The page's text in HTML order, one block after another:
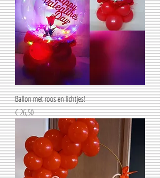
Ballon met roos en lichtjes!
Prijs
€ 26,50